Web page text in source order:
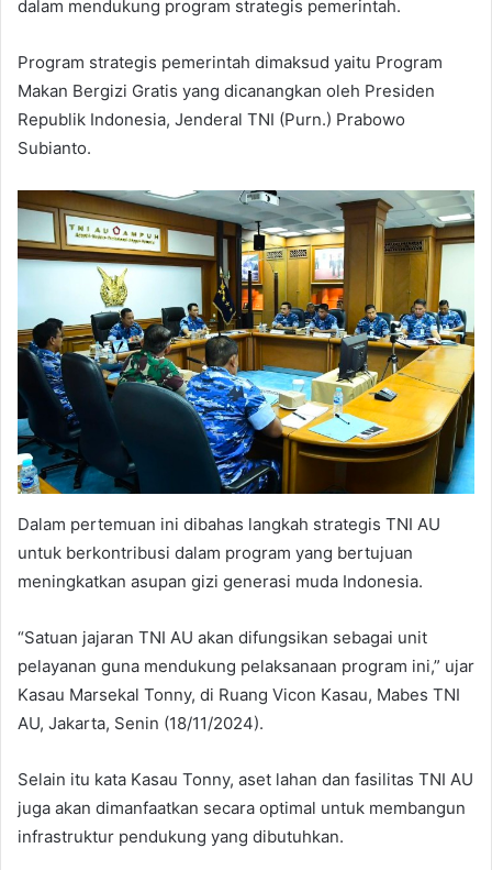
dalam mendukung program strategis pemerintah.
Program strategis pemerintah dimaksud yaitu Program
Makan Bergizi Gratis yang dicanangkan oleh Presiden
Republik Indonesia, Jenderal TNI (Purn.) Prabowo
Subianto.
Dalam pertemuan ini dibahas langkah strategis TNI AU
untuk berkontribusi dalam program yang bertujuan
meningkatkan asupan gizi generasi muda Indonesia.
“Satuan jajaran TNI AU akan difungsikan sebagai unit
pelayanan guna mendukung pelaksanaan program ini,” ujar
Kasau Marsekal Tonny, di Ruang Vicon Kasau, Mabes TNI
AU, Jakarta, Senin (18/11/2024).
Selain itu kata Kasau Tonny, aset lahan dan fasilitas TNI AU
juga akan dimanfaatkan secara optimal untuk membangun
infrastruktur pendukung yang dibutuhkan.